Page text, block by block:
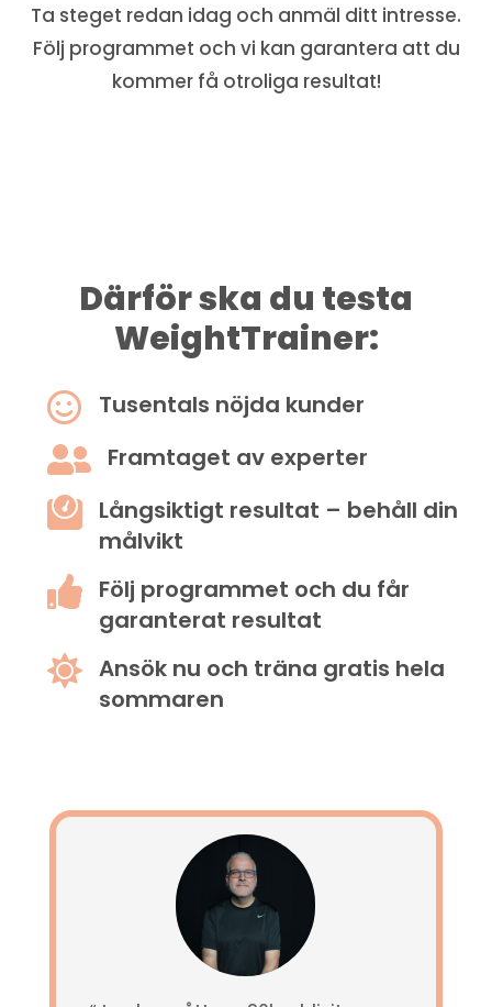
Ta steget redan idag och anmäl ditt intresse.
Följ programmet och vi kan garantera att du
kommer få otroliga resultat!
Därför ska du testa
WeightTrainer:
 Tusentals nöjda kunder
 Framtaget av experter
 Långsiktigt resultat – behåll din
målvikt
 Följ programmet och du får
garanterat resultat
 Ansök nu och träna gratis hela
sommaren